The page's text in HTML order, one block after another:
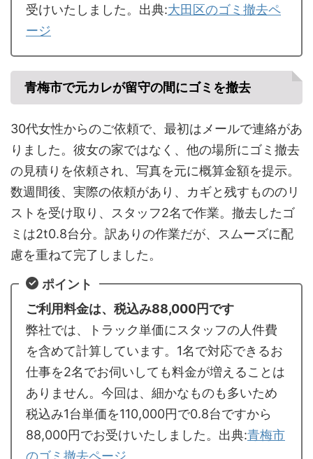
受けいたしました。出典:大田区のゴミ撤去ペ
ージ
青梅市で元カレが留守の間にゴミを撤去
30代女性からのご依頼で、最初はメールで連絡があ
りました。彼女の家ではなく、他の場所にゴミ撤去
の見積りを依頼され、写真を元に概算金額を提示。
数週間後、実際の依頼があり、カギと残すもののリ
ストを受け取り、スタッフ2名で作業。撤去したゴ
ミは2t0.8台分。訳ありの作業だが、スムーズに配
慮を重ねて完了しました。
ポイント
ご利用料金は、税込み88,000円です
弊社では、トラック単価にスタッフの人件費
を含めて計算しています。1名で対応できるお
仕事を2名でお伺いしても料金が増えることは
ありません。今回は、細かなものも多いため
税込み1台単価を110,000円で0.8台ですから
88,000円でお受けいたしました。出典:青梅市
のゴミ撤去ページ